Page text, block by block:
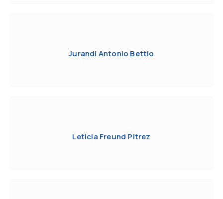
Jurandi Antonio Bettio
Leticia Freund Pitrez